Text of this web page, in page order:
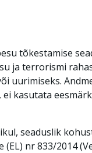
tõkestamise
ja terrorismi
uurimiseks.
kasutata
seaduslik
nr 833/2014